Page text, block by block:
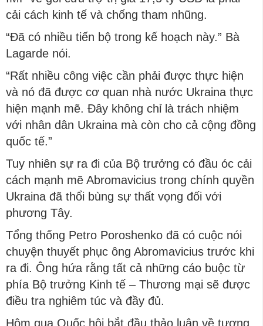
cải cách kinh tế và chống tham nhũng.
“Đã có nhiều tiến bộ trong kế hoạch này.” Bà
Lagarde nói.
“Rất nhiều công việc cần phải được thực hiện
và nó đã được cơ quan nhà nước Ukraina thực
hiện mạnh mẽ. Đây không chỉ là trách nhiệm
với nhân dân Ukraina mà còn cho cả cộng đồng
quốc tế.”
Tuy nhiên sự ra đi của Bộ trưởng có đầu óc cải
cách mạnh mẽ Abromavicius trong chính quyền
Ukraina đã thổi bùng sự thất vọng đối với
phương Tây.
Tổng thống Petro Poroshenko đã có cuộc nói
chuyện thuyết phục ông Abromavicius trước khi
ra đi. Ông hứa rằng tất cả những cáo buộc từ
phía Bộ trưởng Kinh tế – Thương mại sẽ được
điều tra nghiêm túc và đầy đủ.
Hôm qua Quốc hội bắt đầu thảo luận về tương